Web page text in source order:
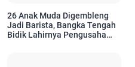
26 Anak Muda Digembleng
Jadi Barista, Bangka Tengah
Bidik Lahirnya Pengusaha